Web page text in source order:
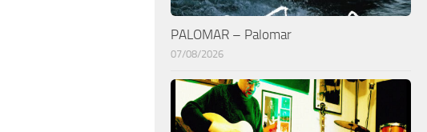
PALOMAR – Palomar
07/08/2026